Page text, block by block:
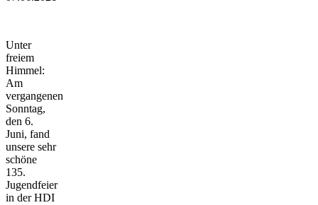
Unter
freiem
Himmel:
Am
vergangenen
Sonntag,
den 6.
Juni, fand
unsere sehr
schöne
135.
Jugendfeier
in der HDI